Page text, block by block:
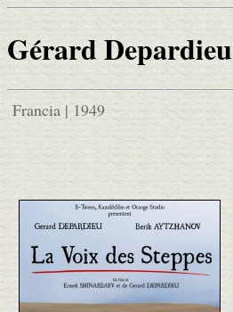
Gérard Depardieu
Francia | 1949